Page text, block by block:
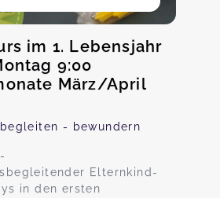
im 1. Lebensjahr
9:00
März/April
- bewundern
Elternkind-
in den ersten